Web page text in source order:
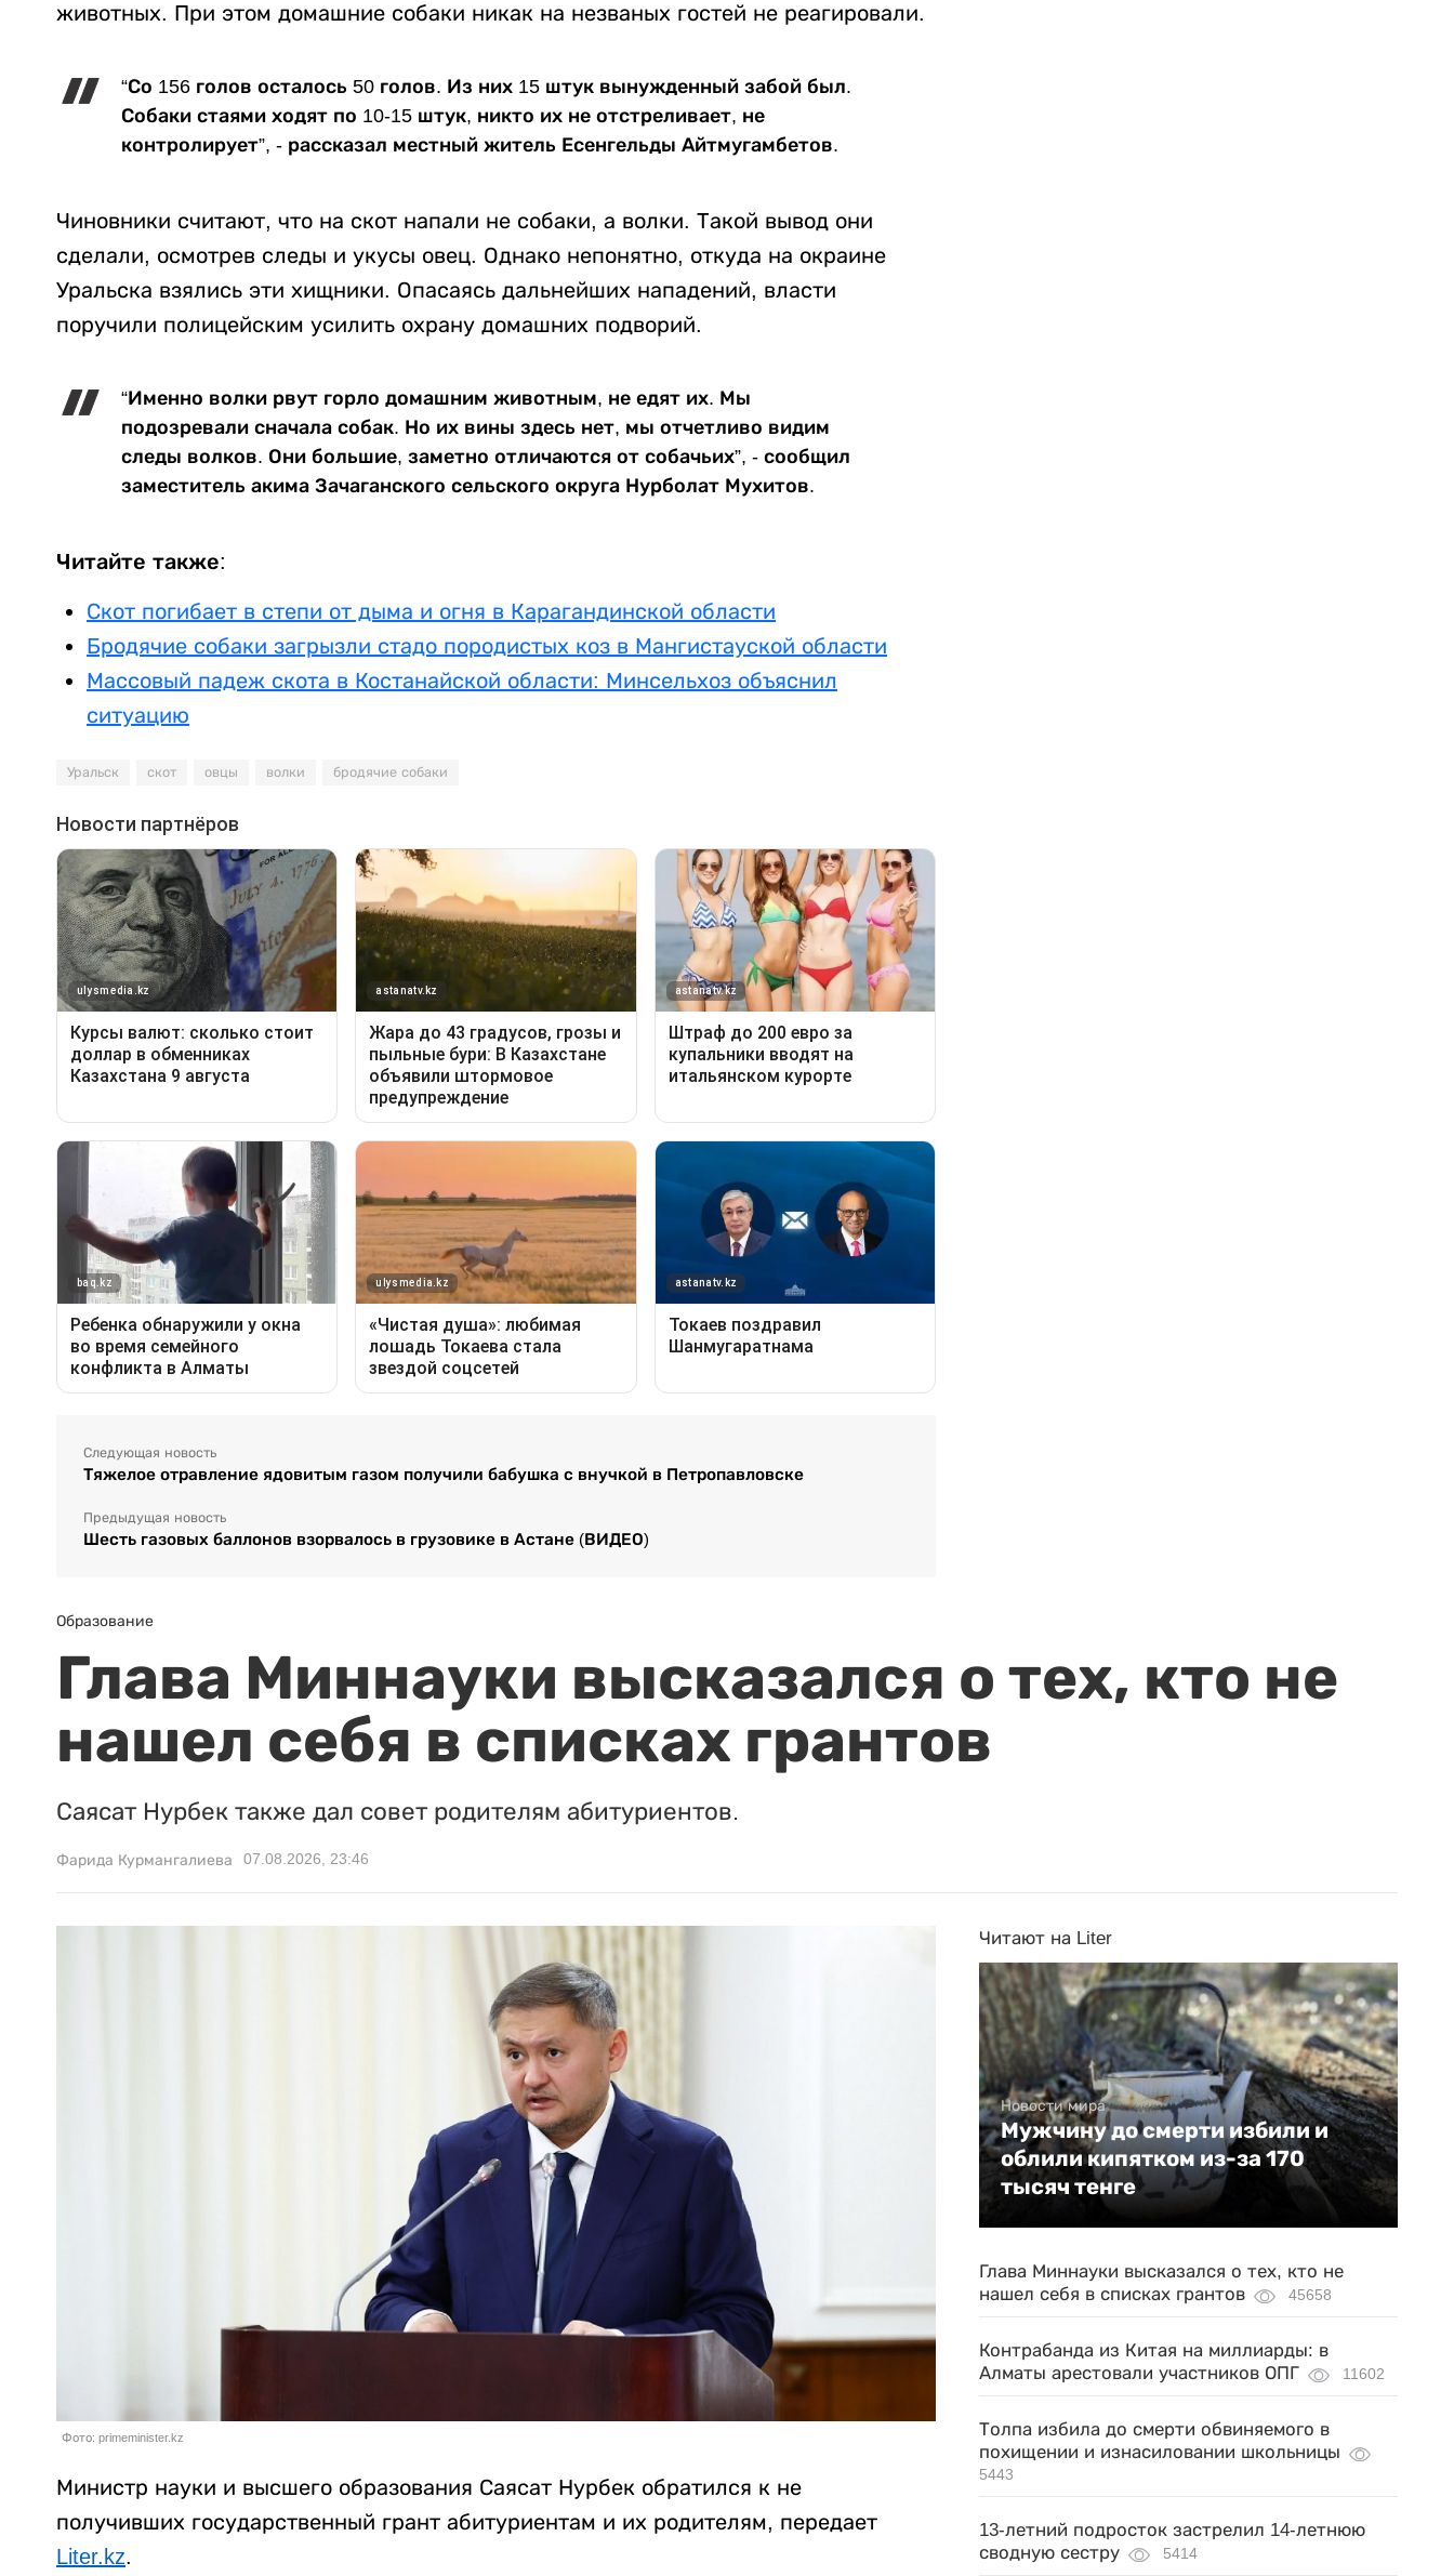
животных. При этом домашние собаки никак на незваных гостей не реагировали.
“Со 156 голов осталось 50 голов. Из них 15 штук вынужденный забой был.
Собаки стаями ходят по 10-15 штук, никто их не отстреливает, не
контролирует”, - рассказал местный житель Есенгельды Айтмугамбетов.
Чиновники считают, что на скот напали не собаки, а волки. Такой вывод они
сделали, осмотрев следы и укусы овец. Однако непонятно, откуда на окраине
Уральска взялись эти хищники. Опасаясь дальнейших нападений, власти
поручили полицейским усилить охрану домашних подворий.
“Именно волки рвут горло домашним животным, не едят их. Мы
подозревали сначала собак. Но их вины здесь нет, мы отчетливо видим
следы волков. Они большие, заметно отличаются от собачьих”, - сообщил
заместитель акима Зачаганского сельского округа Нурболат Мухитов.
Читайте также:
Скот погибает в степи от дыма и огня в Карагандинской области
Бродячие собаки загрызли стадо породистых коз в Мангистауской области
Массовый падеж скота в Костанайской области: Минсельхоз объяснил
ситуацию
Уральск скот овцы волки бродячие собаки
Следующая новость
Тяжелое отравление ядовитым газом получили бабушка с внучкой в Петропавловске
Предыдущая новость
Шесть газовых баллонов взорвалось в грузовике в Астане (ВИДЕО)
Образование
Глава Миннауки высказался о тех, кто не
нашел себя в списках грантов
Саясат Нурбек также дал совет родителям абитуриентов.
Фарида Курмангалиева 07.08.2026, 23:46
Фото: primeminister.kz
Министр науки и высшего образования Саясат Нурбек обратился к не
получивших государственный грант абитуриентам и их родителям, передает
Liter.kz.
Читают на Liter
Новости мира
Мужчину до смерти избили и
облили кипятком из-за 170
тысяч тенге
Глава Миннауки высказался о тех, кто не
нашел себя в списках грантов
45658
Контрабанда из Китая на миллиарды: в
Алматы арестовали участников ОПГ
11602
Толпа избила до смерти обвиняемого в
похищении и изнасиловании школьницы
5443
13-летний подросток застрелил 14-летнюю
сводную сестру
5414